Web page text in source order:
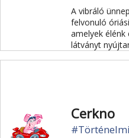
A vibráló
felvonuló
amelyek
látványt
Cerkno